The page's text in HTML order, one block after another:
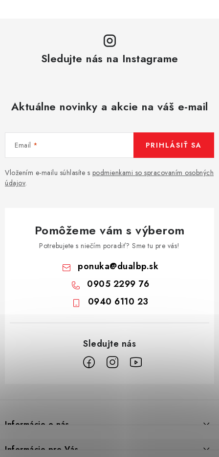
Sledujte nás na Instagrame
Aktuálne novinky a akcie na váš e-mail
Email
Vložením e-mailu súhlasíte s podmienkami so spracovaním osobných
údajov.
PRIHLÁSIŤ SA
Pomôžeme vám s výberom
Potrebujete s niečím poradiť? Sme tu pre vás!
ponuka@dualbp.sk
0905 2299 76
0940 6110 23
pInformácie o nás
Prečo DUAL BP
Informácie pre Vás